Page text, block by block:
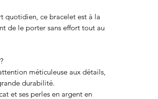
quotidien, ce bracelet est à la
de le porter sans effort tout au
méticuleuse aux détails,
durabilité.
et ses perles en argent en